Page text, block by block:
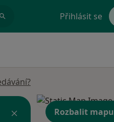
Přihlásit se
Rozbalit mapu